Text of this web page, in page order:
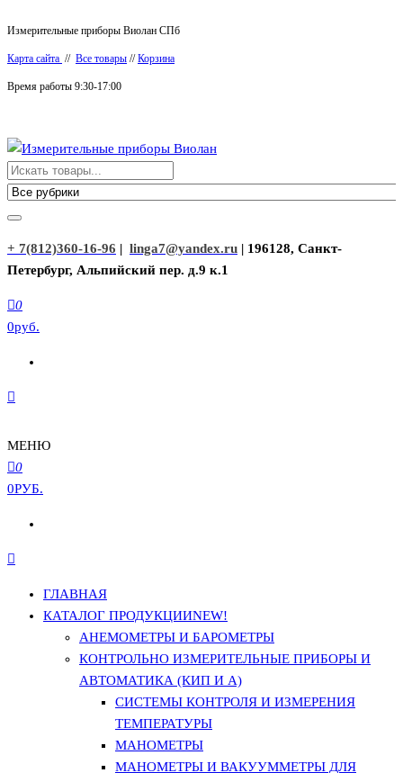
к
содержимому
Измерительные приборы Виолан СПб
Карта сайта // Все товары //Корзина
Время работы 9:30-17:00
Измерительные приборы Виолан
+ 7(812)360-16-96 | linga7@yandex.ru | 196128, Санкт-
Петербург, Альпийский пер. д.9 к.1
0
0руб.
МЕНЮ
0
0РУБ.
ГЛАВНАЯ
КАТАЛОГ ПРОДУКЦИИNEW!
АНЕМОМЕТРЫ И БАРОМЕТРЫ
КОНТРОЛЬНО ИЗМЕРИТЕЛЬНЫЕ ПРИБОРЫ И
АВТОМАТИКА (КИП И А)
СИСТЕМЫ КОНТРОЛЯ И ИЗМЕРЕНИЯ
ТЕМПЕРАТУРЫ
МАНОМЕТРЫ
МАНОМЕТРЫ И ВАКУУММЕТРЫ ДЛЯ